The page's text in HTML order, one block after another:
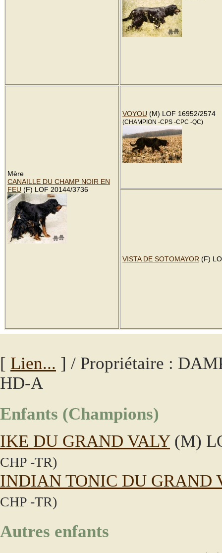
Mère
CANAILLE DU CHAMP NOIR EN
FEU (F) LOF 20144/3736
VOYOU (M) LOF 16952/2574
(CHAMPION -CPS -CPC -QC)
VISTA DE SOTOMAYOR (F)
[ Lien... ] / Propriétaire :
HD-A
Enfants (Champions)
IKE DU GRAND VALY(M)
CHP -TR)
INDIAN TONIC DU GRAND
CHP -TR)
Autres enfants